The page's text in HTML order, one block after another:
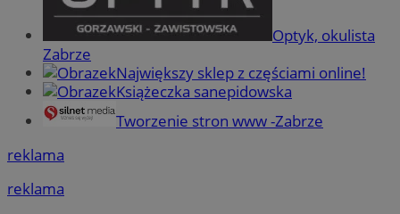
Optyk, okulista
Zabrze
Największy sklep z częściami online!
Książeczka sanepidowska
Tworzenie stron www -Zabrze
reklama
reklama